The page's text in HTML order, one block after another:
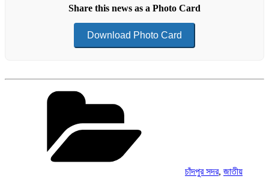
Share this news as a Photo Card
Download Photo Card
চাঁদপুর সদর, জাতীয়